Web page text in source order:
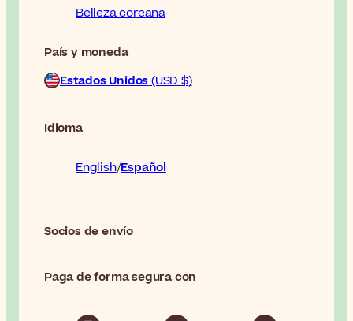
Belleza coreana
País y moneda
Estados Unidos(USD $)
Idioma
English Español
Socios de envío
Paga de forma segura con